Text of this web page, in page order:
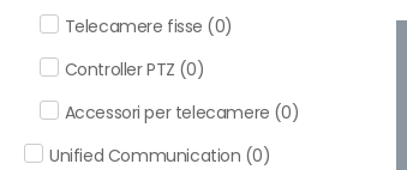
Telecamere fisse (0)
Controller PTZ (0)
Accessori per telecamere (0)
Unified Communication (0)